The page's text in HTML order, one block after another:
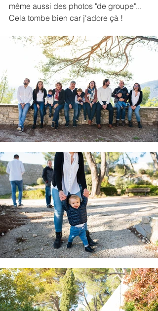
même aussi des photos "de groupe"...
Cela tombe bien car j'adore çà !